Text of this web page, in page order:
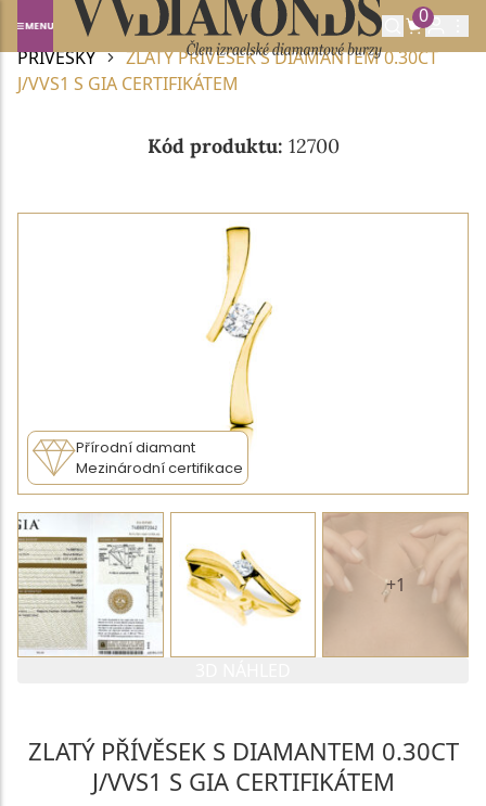
0
Domů DIAMANTOVÉ ŠPERKY
DIAMANTOVÉ
PŘÍVĚSKY
ZLATÝ PŘÍVĚSEK S DIAMANTEM 0.30CT
J/VVS1 S GIA CERTIFIKÁTEM
Kód produktu: 12700
Přírodní diamant
Mezinárodní certifikace
+1
ZLATÝ PŘÍVĚSEK S DIAMANTEM 0.30CT
J/VVS1 S GIA CERTIFIKÁTEM